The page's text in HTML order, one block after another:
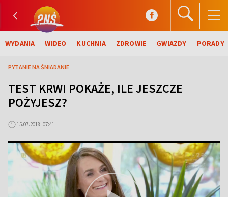
WYDANIA WIDEO KUCHNIA ZDROWIE GWIAZDY PORADY
PYTANIE NA ŚNIADANIE
TEST KRWI POKAŻE, ILE JESZCZE
POŻYJESZ?
15.07.2018, 07:41